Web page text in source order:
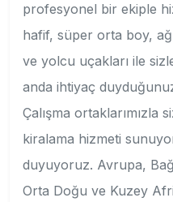
profesyonel bir ekiple
hafif, süper orta boy,
ve yolcu uçakları ile
anda ihtiyaç
Çalışma ortaklarımızla
kiralama hizmeti
duyuyoruz. Avrupa,
Orta Doğu ve Kuzey